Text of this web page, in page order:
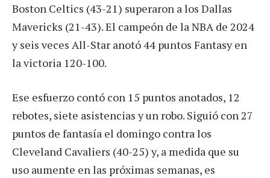
Boston Celtics (43-21) superaron a los Dallas
Mavericks (21-43). El campeón de la NBA de 2024
y seis veces All-Star anotó 44 puntos Fantasy en
la victoria 120-100.
Ese esfuerzo contó con 15 puntos anotados, 12
rebotes, siete asistencias y un robo. Siguió con 27
puntos de fantasía el domingo contra los
Cleveland Cavaliers (40-25) y, a medida que su
uso aumente en las próximas semanas, es